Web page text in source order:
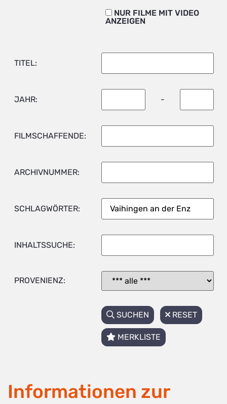
NUR FILME MIT VIDEO
ANZEIGEN
TITEL:
JAHR: -
FILMSCHAFFENDE:
ARCHIVNUMMER:
SCHLAGWÖRTER:
INHALTSSUCHE:
PROVENIENZ:
SUCHEN RESET
MERKLISTE
Informationen zur